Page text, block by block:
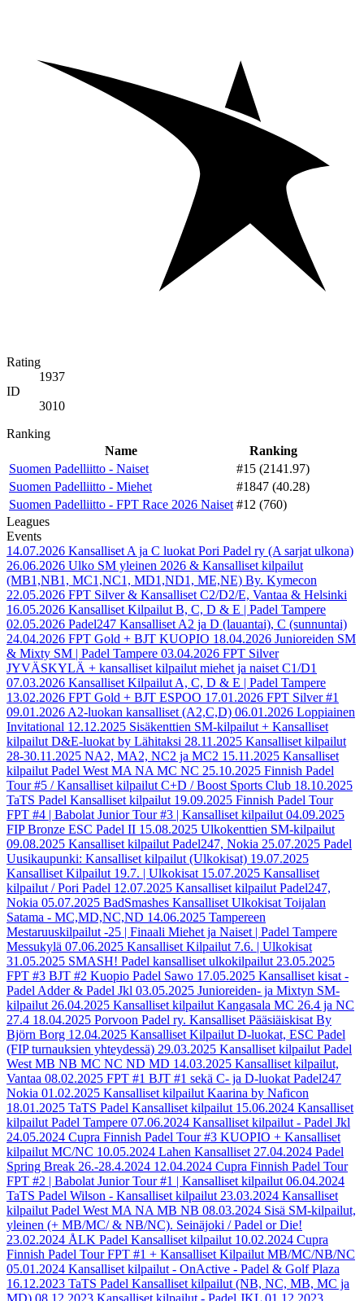
Rating
1937
ID
3010
Ranking
Name
Ranking
Suomen Padelliitto - Naiset
#15 (2141.97)
Suomen Padelliitto - Miehet
#1847 (40.28)
Suomen Padelliitto - FPT Race 2026 Naiset #12 (760)
Leagues
Events
14.07.2026 Kansalliset A ja C luokat Pori Padel ry (A sarjat ulkona)
26.06.2026 Ulko SM yleinen 2026 & Kansalliset kilpailut
(MB1,NB1, MC1,NC1, MD1,ND1, ME,NE) By. Kymecon
22.05.2026 FPT Silver & Kansalliset C2/D2/E, Vantaa & Helsinki
16.05.2026 Kansalliset Kilpailut B, C, D & E | Padel Tampere
02.05.2026 Padel247 Kansalliset A2 ja D (lauantai), C (sunnuntai)
24.04.2026 FPT Gold + BJT KUOPIO 18.04.2026 Junioreiden SM
& Mixty SM | Padel Tampere 03.04.2026 FPT Silver
JYVÄSKYLÄ + kansalliset kilpailut miehet ja naiset C1/D1
07.03.2026 Kansalliset Kilpailut A, C, D & E | Padel Tampere
13.02.2026 FPT Gold + BJT ESPOO 17.01.2026 FPT Silver #1
09.01.2026 A2-luokan kansalliset (A2,C,D) 06.01.2026 Loppiainen
Invitational 12.12.2025 Sisäkenttien SM-kilpailut + Kansalliset
kilpailut D&E-luokat by Lähitaksi 28.11.2025 Kansalliset kilpailut
28-30.11.2025 NA2, MA2, NC2 ja MC2 15.11.2025 Kansalliset
kilpailut Padel West MA NA MC NC 25.10.2025 Finnish Padel
Tour #5 / Kansalliset kilpailut C+D / Boost Sports Club 18.10.2025
TaTS Padel Kansalliset kilpailut 19.09.2025 Finnish Padel Tour
FPT #4 | Babolat Junior Tour #3 | Kansalliset kilpailut 04.09.2025
FIP Bronze ESC Padel II 15.08.2025 Ulkokenttien SM-kilpailut
09.08.2025 Kansalliset kilpailut Padel247, Nokia 25.07.2025 Padel
Uusikaupunki: Kansalliset kilpailut (Ulkokisat) 19.07.2025
Kansalliset Kilpailut 19.7. | Ulkokisat 15.07.2025 Kansalliset
kilpailut / Pori Padel 12.07.2025 Kansalliset kilpailut Padel247,
Nokia 05.07.2025 BadSmashes Kansalliset Ulkokisat Toijalan
Satama - MC,MD,NC,ND 14.06.2025 Tampereen
Mestaruuskilpailut -25 | Finaali Miehet ja Naiset | Padel Tampere
Messukylä 07.06.2025 Kansalliset Kilpailut 7.6. | Ulkokisat
31.05.2025 SMASH! Padel kansalliset ulkokilpailut 23.05.2025
FPT #3 BJT #2 Kuopio Padel Sawo 17.05.2025 Kansalliset kisat -
Padel Adder & Padel Jkl 03.05.2025 Junioreiden- ja Mixtyn SM-
kilpailut 26.04.2025 Kansalliset kilpailut Kangasala MC 26.4 ja NC
27.4 18.04.2025 Porvoon Padel ry. Kansalliset Pääsiäiskisat By
Björn Borg 12.04.2025 Kansalliset Kilpailut D-luokat, ESC Padel
(FIP turnauksien yhteydessä) 29.03.2025 Kansalliset kilpailut Padel
West MB NB MC NC ND MD 14.03.2025 Kansalliset kilpailut,
Vantaa 08.02.2025 FPT #1 BJT #1 sekä C- ja D-luokat Padel247
Nokia 01.02.2025 Kansalliset kilpailut Kaarina by Naficon
18.01.2025 TaTS Padel Kansalliset kilpailut 15.06.2024 Kansalliset
kilpailut Padel Tampere 07.06.2024 Kansalliset kilpailut - Padel Jkl
24.05.2024 Cupra Finnish Padel Tour #3 KUOPIO + Kansalliset
kilpailut MC/NC 10.05.2024 Lahen Kansalliset 27.04.2024 Padel
Spring Break 26.-28.4.2024 12.04.2024 Cupra Finnish Padel Tour
FPT #2 | Babolat Junior Tour #1 | Kansalliset kilpailut 06.04.2024
TaTS Padel Wilson - Kansalliset kilpailut 23.03.2024 Kansalliset
kilpailut Padel West MA NA MB NB 08.03.2024 Sisä SM-kilpailut,
yleinen (+ MB/MC/ & NB/NC). Seinäjoki / Padel or Die!
23.02.2024 ÅLK Padel Kansalliset kilpailut 10.02.2024 Cupra
Finnish Padel Tour FPT #1 + Kansalliset Kilpailut MB/MC/NB/NC
05.01.2024 Kansalliset kilpailut - OnActive - Padel & Golf Plaza
16.12.2023 TaTS Padel Kansalliset kilpailut (NB, NC, MB, MC ja
MD) 08.12.2023 Kansalliset kilpailut - Padel JKL 01.12.2023